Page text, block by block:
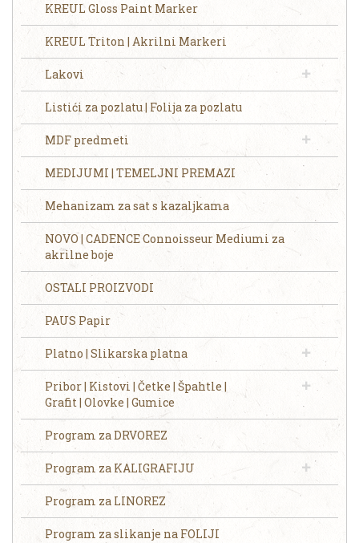
KREUL Gloss Paint Marker
KREUL Triton | Akrilni Markeri
Lakovi
Listići za pozlatu | Folija za pozlatu
MDF predmeti
MEDIJUMI | TEMELJNI PREMAZI
Mehanizam za sat s kazaljkama
NOVO | CADENCE Connoisseur Mediumi za
akrilne boje
OSTALI PROIZVODI
PAUS Papir
Platno | Slikarska platna
Pribor | Kistovi | Četke | Špahtle |
Grafit | Olovke | Gumice
Program za DRVOREZ
Program za KALIGRAFIJU
Program za LINOREZ
Program za slikanje na FOLIJI